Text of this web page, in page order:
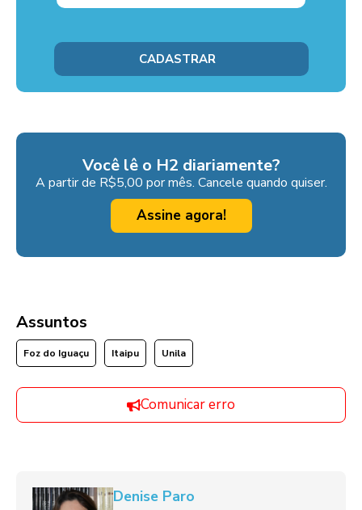
Você lê o H2 diariamente?
A partir de R$5,00 por mês. Cancele quando quiser.
Assine agora!
Assuntos
Foz do Iguaçu Itaipu Unila
Comunicar erro
Denise Paro